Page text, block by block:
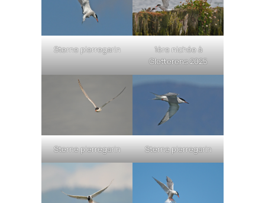
Sterne pierregarin
1ère nichée à
Gletterens 2025
Sterne pierregarin Sterne pierregarin